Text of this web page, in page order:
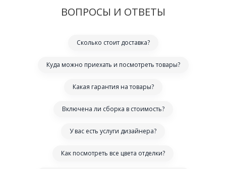
ВОПРОСЫ И ОТВЕТЫ
Сколько стоит доставка?
Куда можно приехать и посмотреть товары?
Какая гарантия на товары?
Включена ли сборка в стоимость?
У вас есть услуги дизайнера?
Как посмотреть все цвета отделки?